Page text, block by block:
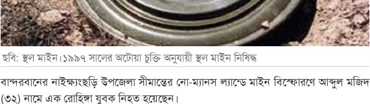
ছবি: স্থল মাইন।১৯৯৭ সালের অটোয়া চুক্তি অনুযায়ী স্থল মাইন নিষিদ্ধ
বান্দরবানের নাইক্ষ্যংছড়ি উপজেলা সীমান্তের নো-ম্যানস ল্যান্ডে মাইন বিস্ফোরণে আব্দুল মজিদ
(৩২) নামে এক রোহিঙ্গা যুবক নিহত হয়েছেন।